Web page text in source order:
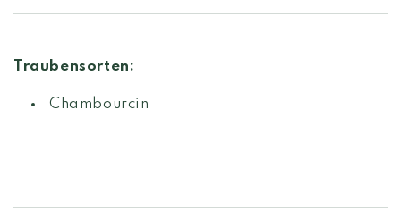
Traubensorten:
Chambourcin